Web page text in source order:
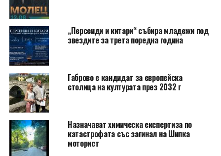
„Персеиди и китари“ събира младежи под
звездите за трета поредна година
Габрово е кандидат за европейска
столица на културата през 2032 г
Назначават химическа експертиза по
катастрофата със загинал на Шипка
моторист